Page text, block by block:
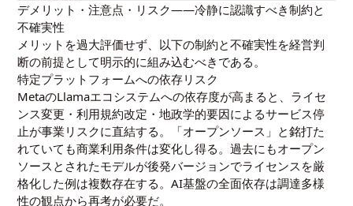
デメリット・注意点・リスク——冷静に認識すべき制約と
不確実性
メリットを過大評価せず、以下の制約と不確実性を経営判
断の前提として明示的に組み込むべきである。
特定プラットフォームへの依存リスク
MetaのLlamaエコシステムへの依存度が高まると、ライセ
ンス変更・利用規約改定・地政学的要因によるサービス停
止が事業リスクに直結する。「オープンソース」と銘打た
れていても商業利用条件は変化し得る。過去にもオープン
ソースとされたモデルが後発バージョンでライセンスを厳
格化した例は複数存在する。AI基盤の全面依存は調達多様
性の観点から再考が必要だ。